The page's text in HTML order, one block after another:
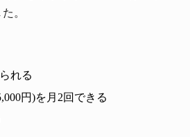
。
れる
円)を月2回できる